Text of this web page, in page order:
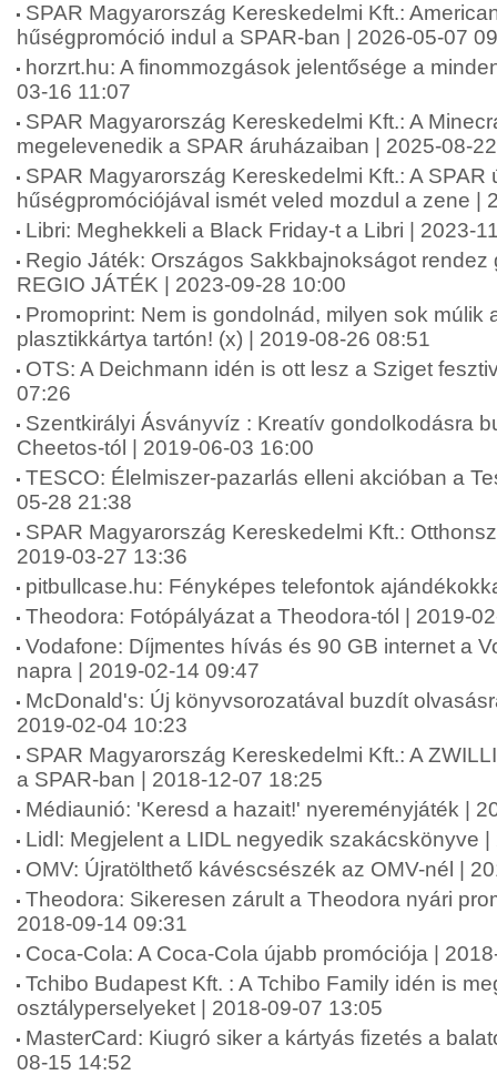
SPAR Magyarország Kereskedelmi Kft.:
hűségpromóció indul a SPAR-ban | 2026-05-07
horzrt.hu: A finommozgások jelentősége a
03-16 11:07
SPAR Magyarország Kereskedelmi Kft.: A
megelevenedik a SPAR áruházaiban | 2025-08-
SPAR Magyarország Kereskedelmi Kft.: A SPAR
hűségpromóciójával ismét veled mozdul a zene |
Libri: Meghekkeli a Black Friday-t a Libri | 2023-
Regio Játék: Országos Sakkbajnokságot rendez
REGIO JÁTÉK | 2023-09-28 10:00
Promoprint: Nem is gondolnád, milyen sok múlik
plasztikkártya tartón! (x) | 2019-08-26 08:51
OTS: A Deichmann idén is ott lesz a Sziget
07:26
Szentkirályi Ásványvíz : Kreatív gondolkodásra
Cheetos-tól | 2019-06-03 16:00
TESCO: Élelmiszer-pazarlás elleni akcióban a
05-28 21:38
SPAR Magyarország Kereskedelmi Kft.:
2019-03-27 13:36
pitbullcase.hu: Fényképes telefontok
Theodora: Fotópályázat a Theodora-tól | 2019-
Vodafone: Díjmentes hívás és 90 GB internet a
napra | 2019-02-14 09:47
McDonald's: Új könyvsorozatával buzdít
2019-02-04 10:23
SPAR Magyarország Kereskedelmi Kft.: A
a SPAR-ban | 2018-12-07 18:25
Médiaunió: 'Keresd a hazait!' nyereményjáték |
Lidl: Megjelent a LIDL negyedik szakácskönyve
OMV: Újratölthető kávéscsészék az OMV-nél |
Theodora: Sikeresen zárult a Theodora nyári
2018-09-14 09:31
Coca-Cola: A Coca-Cola újabb promóciója |
Tchibo Budapest Kft. : A Tchibo Family idén is
osztályperselyeket | 2018-09-07 13:05
MasterCard: Kiugró siker a kártyás fizetés a
08-15 14:52